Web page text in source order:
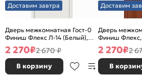
Доставим завтра
Дверь межкомнатная Гост-0
Финиш Флекс Л-14 (Белый),
глухая, каркасно-щитовая
2 270₽2 670 ₽
В корзину
Доставим
Дверь
Финиш Флекс,
(ИталОрех),
щитовая
2 270₽2
В